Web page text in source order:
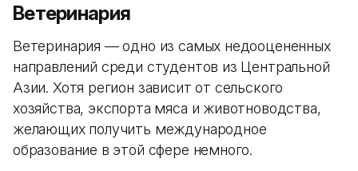
Ветеринария
Ветеринария — одно из самых недооцененных
направлений среди студентов из Центральной
Азии. Хотя регион зависит от сельского
хозяйства, экспорта мяса и животноводства,
желающих получить международное
образование в этой сфере немного.